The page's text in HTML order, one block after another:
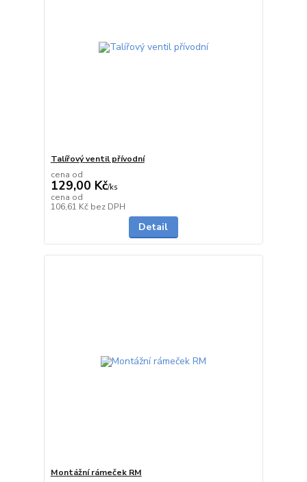
Talířový ventil přívodní
cena od
129,00 Kč/ks
cena od
106,61 Kč bez DPH
Detail
Montážní rámeček RM